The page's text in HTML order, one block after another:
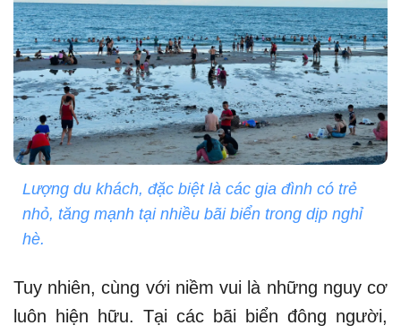
Lượng du khách, đặc biệt là các gia đình có trẻ
nhỏ, tăng mạnh tại nhiều bãi biển trong dịp nghỉ
hè.
Tuy nhiên, cùng với niềm vui là những nguy cơ
luôn hiện hữu. Tại các bãi biển đông người,